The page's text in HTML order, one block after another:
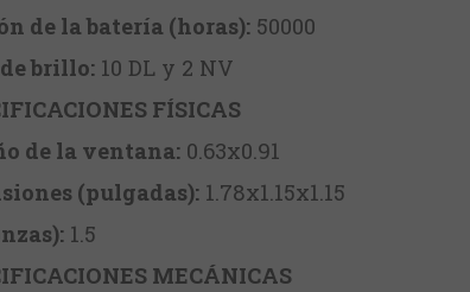
de la batería (horas): 50000
brillo: 10 DL y 2 NV
FÍSICAS
de la ventana: 0.63x0.91
(pulgadas): 1.78x1.15x1.15
1.5
MECÁNICAS